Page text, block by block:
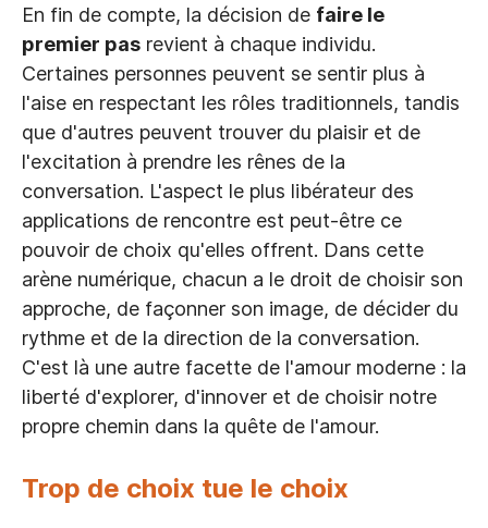
En fin de compte, la décision de faire le
premier pas revient à chaque individu.
Certaines personnes peuvent se sentir plus à
l'aise en respectant les rôles traditionnels, tandis
que d'autres peuvent trouver du plaisir et de
l'excitation à prendre les rênes de la
conversation. L'aspect le plus libérateur des
applications de rencontre est peut-être ce
pouvoir de choix qu'elles offrent. Dans cette
arène numérique, chacun a le droit de choisir son
approche, de façonner son image, de décider du
rythme et de la direction de la conversation.
C'est là une autre facette de l'amour moderne : la
liberté d'explorer, d'innover et de choisir notre
propre chemin dans la quête de l'amour.
Trop de choix tue le choix